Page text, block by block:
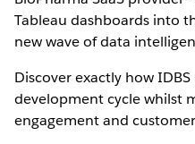
Tableau dashboards into
new wave of data
Discover exactly how
development cycle whilst
engagement and